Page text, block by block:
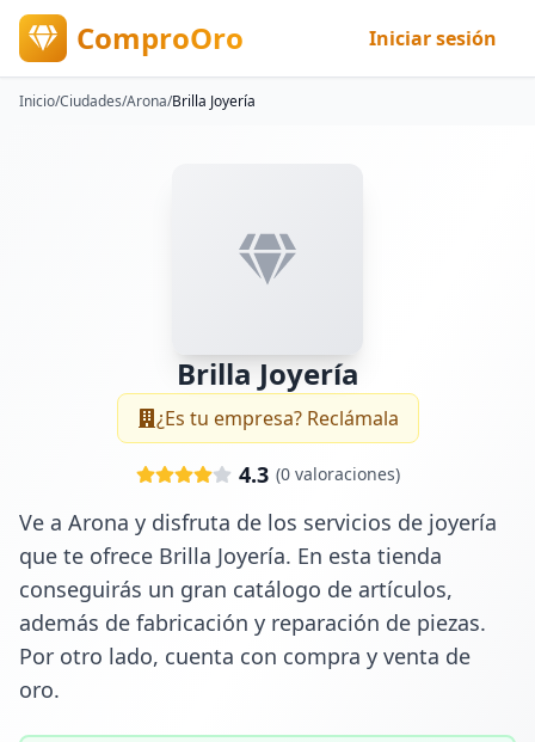
ComproOro Iniciar sesión
Inicio/Ciudades/Arona/Brilla Joyería
Brilla Joyería
¿Es tu empresa? Reclámala
4.3 (0valoraciones)
Ve a Arona y disfruta de los servicios de joyería
que te ofrece Brilla Joyería. En esta tienda
conseguirás un gran catálogo de artículos,
además de fabricación y reparación de piezas.
Por otro lado, cuenta con compra y venta de
oro.